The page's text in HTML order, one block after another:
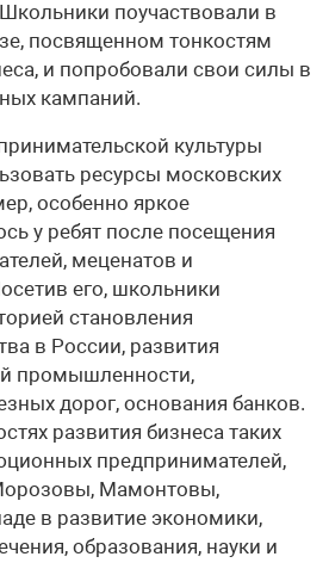
поучаствовали в
посвященном тонкостям
и попробовали свои силы в
кампаний.
культуры
ресурсы московских
особенно яркое
у ребят после посещения
меценатов и
его, школьники
становления
в России, развития
промышленности,
дорог, основания банков.
развития бизнеса таких
предпринимателей,
Мамонтовы,
в развитие экономики,
образования, науки и